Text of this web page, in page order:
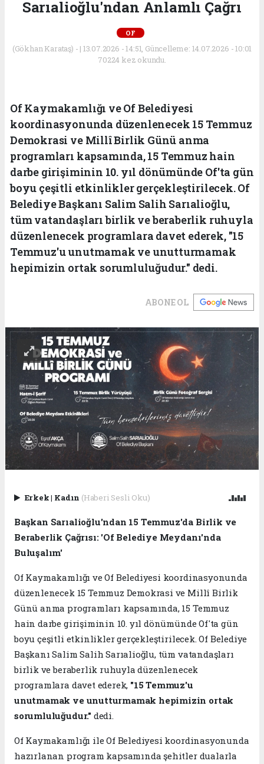
Sarıalioğlu'ndan Anlamlı Çağrı
OF
(Gökhan Karataş) - | 13.07.2026 - 14:51, Güncelleme: 14.07.2026 - 10:01
70224 kez okundu.
Of Kaymakamlığı ve Of Belediyesi
koordinasyonunda düzenlenecek 15 Temmuz
Demokrasi ve Millî Birlik Günü anma
programları kapsamında, 15 Temmuz hain
darbe girişiminin 10. yıl dönümünde Of'ta gün
boyu çeşitli etkinlikler gerçekleştirilecek. Of
Belediye Başkanı Salim Salih Sarıalioğlu,
tüm vatandaşları birlik ve beraberlik ruhuyla
düzenlenecek programlara davet ederek, "15
Temmuz'u unutmamak ve unutturmamak
hepimizin ortak sorumluluğudur." dedi.
ABONE OL
Erkek| Kadın (Haberi Sesli Oku)
Başkan Sarıalioğlu'ndan 15 Temmuz'da Birlik ve
Beraberlik Çağrısı: 'Of Belediye Meydanı'nda
Buluşalım'
Of Kaymakamlığı ve Of Belediyesi koordinasyonunda
düzenlenecek 15 Temmuz Demokrasi ve Millî Birlik
Günü anma programları kapsamında, 15 Temmuz
hain darbe girişiminin 10. yıl dönümünde Of'ta gün
boyu çeşitli etkinlikler gerçekleştirilecek. Of Belediye
Başkanı Salim Salih Sarıalioğlu, tüm vatandaşları
birlik ve beraberlik ruhuyla düzenlenecek
programlara davet ederek, "15 Temmuz'u
unutmamak ve unutturmamak hepimizin ortak
sorumluluğudur." dedi.
Of Kaymakamlığı ile Of Belediyesi koordinasyonunda
hazırlanan program kapsamında şehitler dualarla